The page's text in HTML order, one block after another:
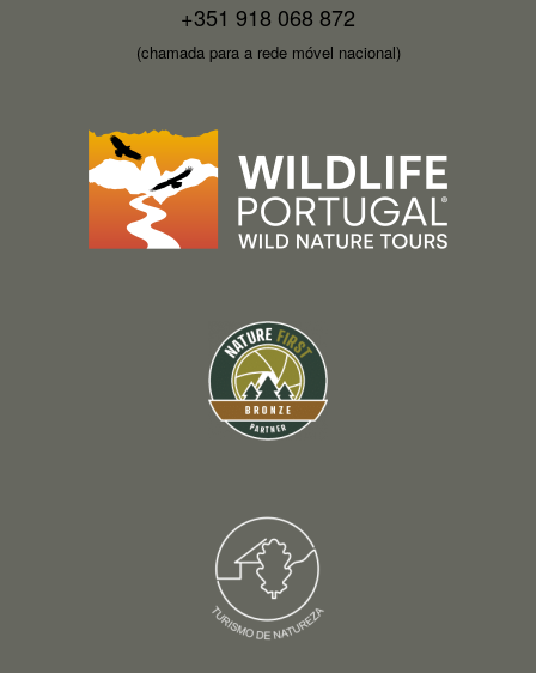
+351 918 068 872
(chamada para a rede móvel nacional)